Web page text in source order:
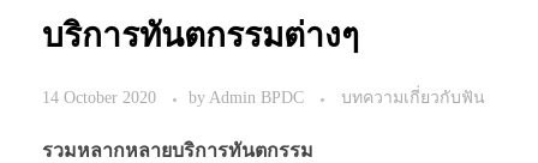
บริการทันตกรรมต่างๆ
14 October 2020 byAdmin BPDC บทความเกี่ยวกับฟัน
รวมหลากหลายบริการทันตกรรม